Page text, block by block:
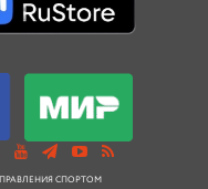
СПОРТОМ